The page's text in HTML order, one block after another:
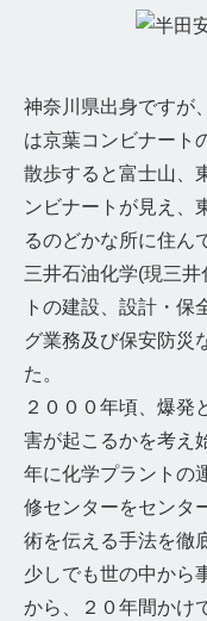
神奈川県出身ですが
は京葉コンビナート
散歩すると富士山、
ンビナートが見え、
るのどかな所に住ん
三井石油化学(現三
トの建設、設計・保
グ業務及び保安防災
た。
２０００年頃、爆発
害が起こるかを考え
年に化学プラントの
修センターをセンタ
術を伝える手法を徹
少しでも世の中から
から、２０年間かけ